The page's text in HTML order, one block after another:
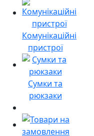
Комунікаційні
пристрої
Сумки та
рюкзаки